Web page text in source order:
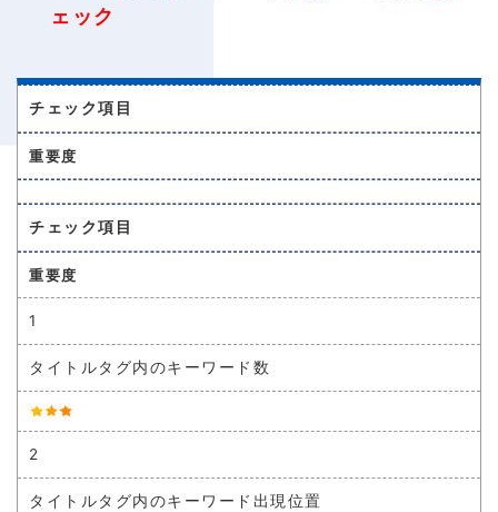
ェック
チェック項目
重要度
チェック項目
重要度
1
タイトルタグ内のキーワード数
2
タイトルタグ内のキーワード出現位置